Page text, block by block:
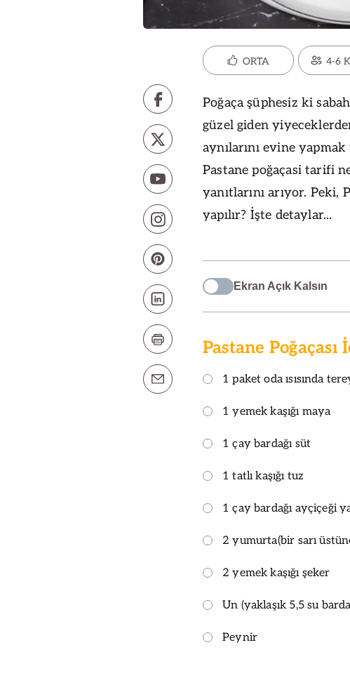
ORTA 4-6
Poğaça şüphesiz ki
güzel giden
aynılarını evine
Pastane poğaçasi tarifi
yanıtlarını arıyor. Peki,
yapılır? İşte detaylar...
Ekran Açık Kalsın
Pastane
1 paket oda ısısında
1 yemek kaşığı maya
1 çay bardağı süt
1 tatlı kaşığı tuz
1 çay bardağı ayçiçeği
2 yumurta(bir sarı
2 yemek kaşığı şeker
Un (yaklaşık 5,5 su
Peynir